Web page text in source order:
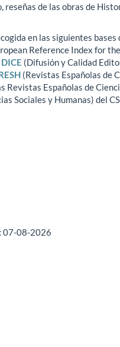
de las obras de
en las siguientes bases
Reference Index for
DICE (Difusión y Calidad
(Revistas Españolas de
Revistas Españolas de
Sociales y Humanas) del
07-08-2026